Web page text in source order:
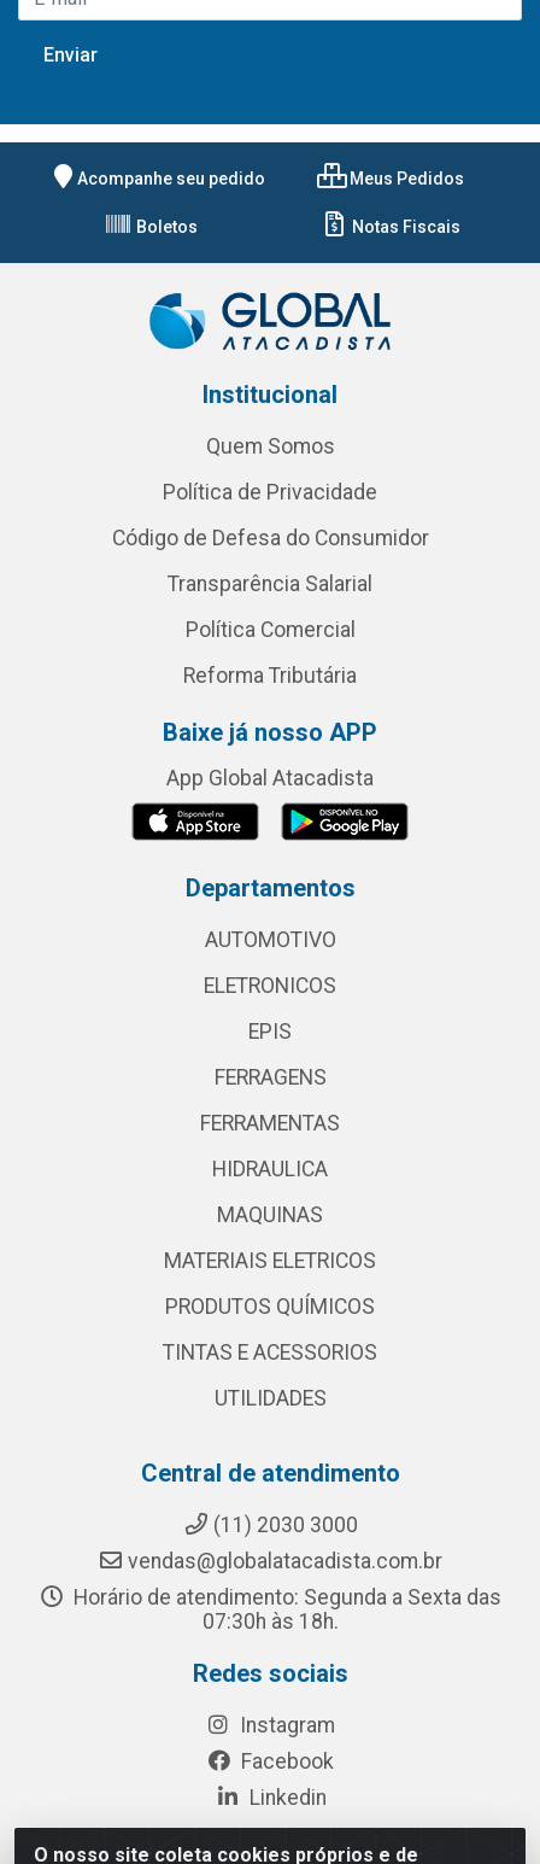
O nosso site coleta cookies próprios e de
Acompanhe seu pedido Meus Pedidos
Boletos Notas Fiscais
Institucional
Quem Somos
Política de Privacidade
Código de Defesa do Consumidor
Transparência Salarial
Política Comercial
Reforma Tributária
Baixe já nosso APP
App Global Atacadista
Departamentos
AUTOMOTIVO
ELETRONICOS
EPIS
FERRAGENS
FERRAMENTAS
HIDRAULICA
MAQUINAS
MATERIAIS ELETRICOS
PRODUTOS QUÍMICOS
TINTAS E ACESSORIOS
UTILIDADES
Central de atendimento
(11) 2030 3000
vendas@globalatacadista.com.br
Horário de atendimento: Segunda a Sexta das
07:30h às 18h.
Redes sociais
Instagram
Facebook
Linkedin